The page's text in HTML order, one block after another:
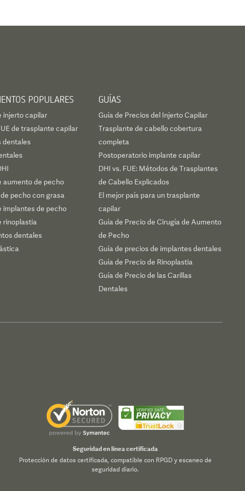
POPULARES
injerto capilar
de trasplante capilar
dentales
aumento de pecho
pecho con grasa
implantes de pecho
rinoplastia
dentales
GUÍAS
Guía de Precios del Injerto Capilar
Trasplante de cabello cobertura
completa
Postoperatorio implante capilar
DHI vs. FUE: Métodos de Trasplantes
de Cabello Explicados
El mejor país para un trasplante
capilar
Guía de Precio de Cirugía de Aumento
de Pecho
Guía de precios de implantes dentales
Guía de Precio de Rinoplastia
Guía de Precio de las Carillas
Dentales
Seguridad en línea certificada
Protección de datos certificada, compatible con RPGD y escaneo de
seguridad diario.